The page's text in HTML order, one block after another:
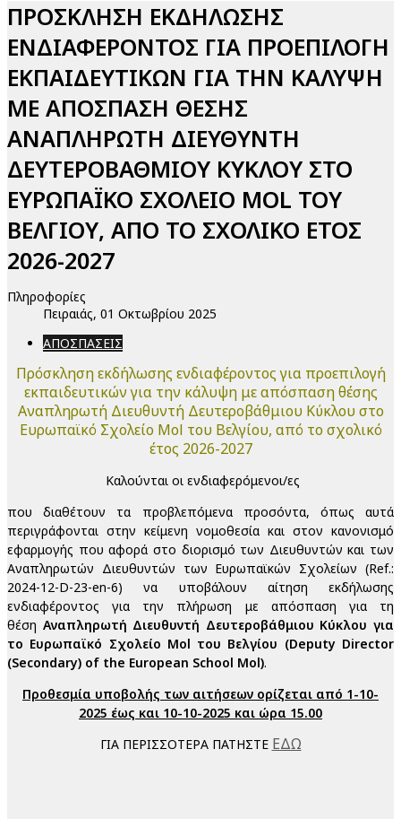
ΠΡΟΣΚΛΗΣΗ ΕΚΔΗΛΩΣΗΣ
ΕΝΔΙΑΦΕΡΟΝΤΟΣ ΓΙΑ ΠΡΟΕΠΙΛΟΓΗ
ΕΚΠΑΙΔΕΥΤΙΚΩΝ ΓΙΑ ΤΗΝ ΚΑΛΥΨΗ
ΜΕ ΑΠΟΣΠΑΣΗ ΘΕΣΗΣ
ΑΝΑΠΛΗΡΩΤΗ ΔΙΕΥΘΥΝΤΗ
ΔΕΥΤΕΡΟΒΑΘΜΙΟΥ ΚΥΚΛΟΥ ΣΤΟ
ΕΥΡΩΠΑΪΚΟ ΣΧΟΛΕΙΟ MOL ΤΟΥ
ΒΕΛΓΙΟΥ, ΑΠΟ ΤΟ ΣΧΟΛΙΚΟ ΕΤΟΣ
2026-2027
Πληροφορίες
Πειραιάς, 01 Οκτωβρίου 2025
ΑΠΟΣΠΑΣΕΙΣ
Πρόσκληση εκδήλωσης ενδιαφέροντος για προεπιλογή
εκπαιδευτικών για την κάλυψη με απόσπαση θέσης
Αναπληρωτή Διευθυντή Δευτεροβάθμιου Κύκλου στο
Ευρωπαϊκό Σχολείο Mol του Βελγίου, από το σχολικό
έτος 2026-2027
Καλούνται οι ενδιαφερόμενοι/ες
που διαθέτουν τα προβλεπόμενα προσόντα, όπως αυτά
περιγράφονται στην κείμενη νομοθεσία και στον κανονισμό
εφαρμογής που αφορά στο διορισμό των Διευθυντών και των
Αναπληρωτών Διευθυντών των Ευρωπαϊκών Σχολείων (Ref.:
2024-12-D-23-en-6) να υποβάλουν αίτηση εκδήλωσης
ενδιαφέροντος για την πλήρωση με απόσπαση για τη
θέση Αναπληρωτή Διευθυντή Δευτεροβάθμιου Κύκλου για
το Ευρωπαϊκό Σχολείο Mol του Βελγίου (Deputy Director
(Secondary) of the European School Mol).
Προθεσμία υποβολής των αιτήσεων ορίζεται από 1-10-
2025 έως και 10-10-2025 και ώρα 15.00
ΓΙΑ ΠΕΡΙΣΣΟΤΕΡΑ ΠΑΤΗΣΤΕ ΕΔΩ